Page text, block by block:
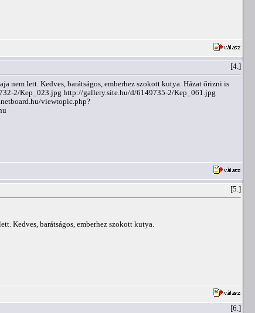
[4.]
lett. Kedves, barátságos, emberhez szokott kutya. Házat őrizni is
2/Kep_023.jpg http://gallery.site.hu/d/6149735-2/Kep_061.jpg
viewtopic.php?
[5.]
Kedves, barátságos, emberhez szokott kutya.
[6.]